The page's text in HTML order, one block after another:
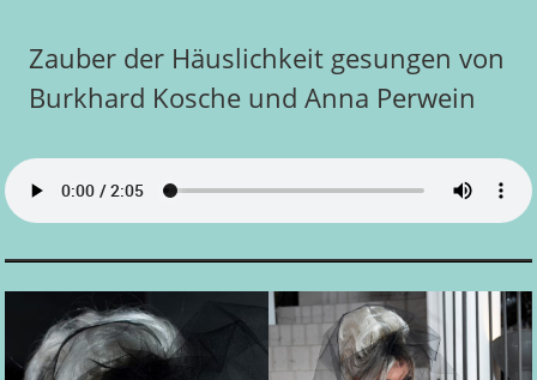
Zauber der Häuslichkeit gesungen von
Burkhard Kosche und Anna Perwein